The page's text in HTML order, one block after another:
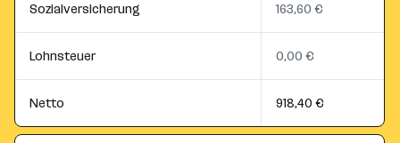
Sozialversicherung 163,60 €
Lohnsteuer 0,00 €
Netto 918,40 €